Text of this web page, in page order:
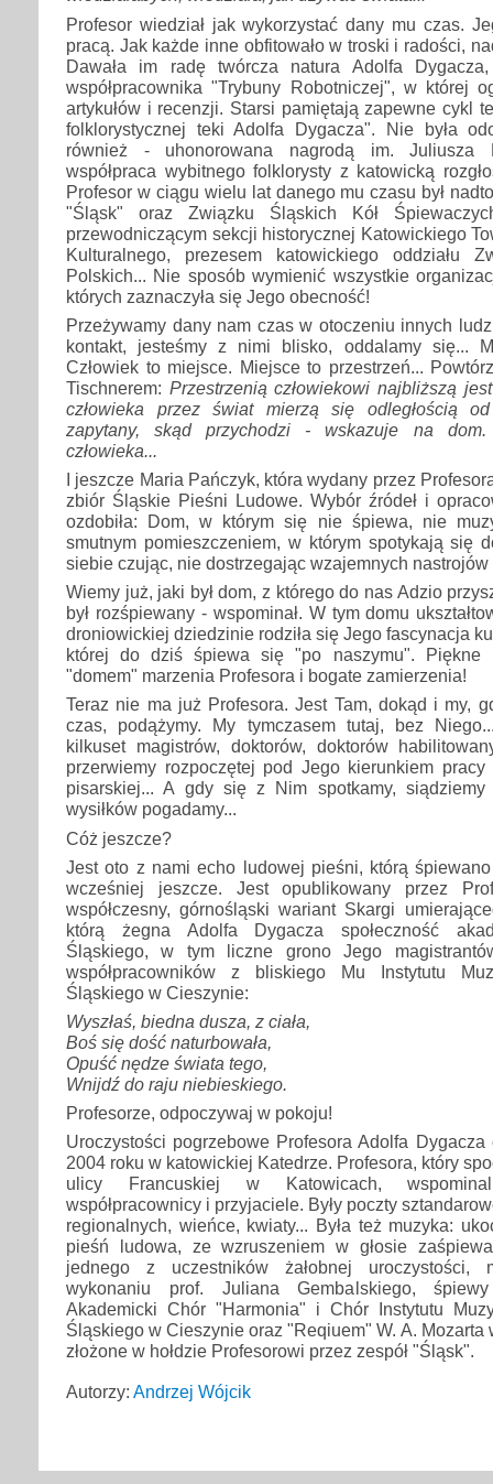
Profesor wiedział jak wykorzystać dany mu czas.
pracą. Jak każde inne obfitowało w troski i radości,
Dawała im radę twórcza natura Adolfa
współpracownika "Trybuny Robotniczej", w której
artykułów i recenzji. Starsi pamiętają zapewne cykl
folklorystycznej teki Adolfa Dygacza". Nie była
również - uhonorowana nagrodą im. Juliusza
współpraca wybitnego folklorysty z katowicką
Profesor w ciągu wielu lat danego mu czasu był
"Śląsk" oraz Związku Śląskich Kół
przewodniczącym sekcji historycznej Katowickiego
Kulturalnego, prezesem katowickiego oddziału
Polskich... Nie sposób wymienić wszystkie
których zaznaczyła się Jego obecność!
Przeżywamy dany nam czas w otoczeniu innych
kontakt, jesteśmy z nimi blisko, oddalamy się...
Człowiek to miejsce. Miejsce to przestrzeń...
Tischnerem: Przestrzenią człowiekowi najbliższą
człowieka przez świat mierzą się odległością
zapytany, skąd przychodzi - wskazuje na
człowieka...
I jeszcze Maria Pańczyk, która wydany przez
zbiór Śląskie Pieśni Ludowe. Wybór źródeł i
ozdobiła: Dom, w którym się nie śpiewa, nie
smutnym pomieszczeniem, w którym spotykają się
siebie czując, nie dostrzegając wzajemnych nastrojów
Wiemy już, jaki był dom, z którego do nas Adzio
był rozśpiewany - wspominał. W tym domu
droniowickiej dziedzinie rodziła się Jego fascynacja
której do dziś śpiewa się "po naszymu". Piękne
"domem" marzenia Profesora i bogate zamierzenia!
Teraz nie ma już Profesora. Jest Tam, dokąd i my,
czas, podążymy. My tymczasem tutaj, bez
kilkuset magistrów, doktorów, doktorów
przerwiemy rozpoczętej pod Jego kierunkiem
pisarskiej... A gdy się z Nim spotkamy,
wysiłków pogadamy...
Cóż jeszcze?
Jest oto z nami echo ludowej pieśni, którą
wcześniej jeszcze. Jest opublikowany przez
współczesny, górnośląski wariant Skargi
którą żegna Adolfa Dygacza społeczność
Śląskiego, w tym liczne grono Jego
współpracowników z bliskiego Mu Instytutu
Śląskiego w Cieszynie:
Wyszłaś, biedna dusza, z ciała,
Boś się dość naturbowała,
Opuść nędze świata tego,
Wnijdź do raju niebieskiego.
Profesorze, odpoczywaj w pokoju!
Uroczystości pogrzebowe Profesora Adolfa
2004 roku w katowickiej Katedrze. Profesora, który
ulicy Francuskiej w Katowicach,
współpracownicy i przyjaciele. Były poczty
regionalnych, wieńce, kwiaty... Była też muzyka:
pieśń ludowa, ze wzruszeniem w głosie
jednego z uczestników żałobnej uroczystości,
wykonaniu prof. Juliana Gembalskiego,
Akademicki Chór "Harmonia" i Chór Instytutu
Śląskiego w Cieszynie oraz "Reqiuem" W. A. Mozarta
złożone w hołdzie Profesorowi przez zespół "Śląsk".
Autorzy: Andrzej Wójcik